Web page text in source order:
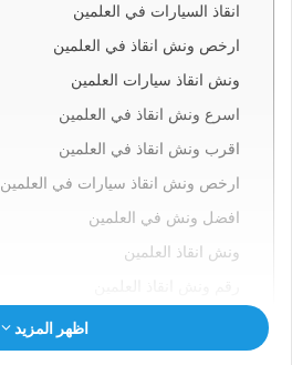
انقاذ السيارات في العلمين
ارخص ونش انقاذ في العلمين
ونش انقاذ سيارات العلمين
اسرع ونش انقاذ في العلمين
اقرب ونش انقاذ في العلمين
ارخص ونش انقاذ سيارات في العلمين
افضل ونش في العلمين
ونش انقاذ العلمين
ونش سيارات العلمين
اظهر المزيد